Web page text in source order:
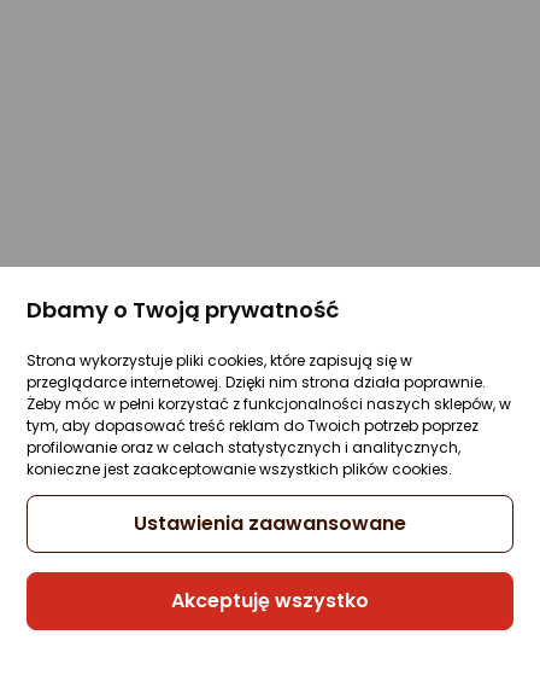
Dbamy o Twoją prywatność
Strona wykorzystuje pliki cookies, które zapisują się w
przeglądarce internetowej. Dzięki nim strona działa poprawnie.
Żeby móc w pełni korzystać z funkcjonalności naszych sklepów, w
tym, aby dopasować treść reklam do Twoich potrzeb poprzez
profilowanie oraz w celach statystycznych i analitycznych,
konieczne jest zaakceptowanie wszystkich plików cookies.
Ustawienia zaawansowane
Akceptuję wszystko